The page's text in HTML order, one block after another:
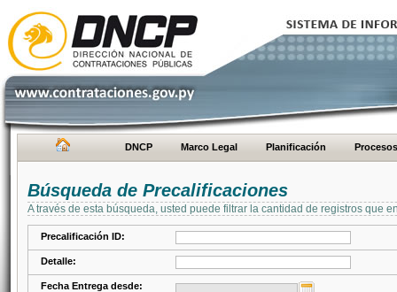
DNCP Marco Legal Planificación Procesos
Búsqueda de Precalificaciones
A través de esta búsqueda, usted puede filtrar la cantidad de registros que
Precalificación ID:
Detalle:
Fecha Entrega desde: